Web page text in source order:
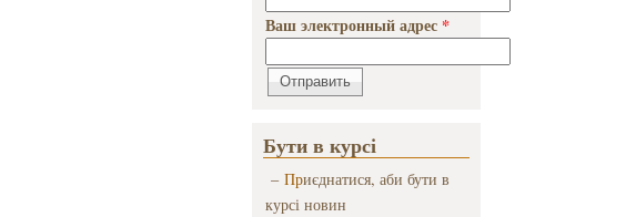
Ваш электронный адрес *
Бути в курсі
– Приєднатися, аби бути в
курсі новин